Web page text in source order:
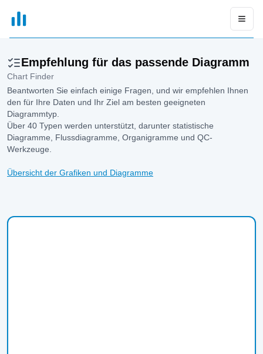
xGrapher
Empfehlung für das passende Diagramm
Chart Finder
Beantworten Sie einfach einige Fragen, und wir empfehlen Ihnen
den für Ihre Daten und Ihr Ziel am besten geeigneten
Diagrammtyp.
Über 40 Typen werden unterstützt, darunter statistische
Diagramme, Flussdiagramme, Organigramme und QC-
Werkzeuge.
Übersicht der Grafiken und Diagramme